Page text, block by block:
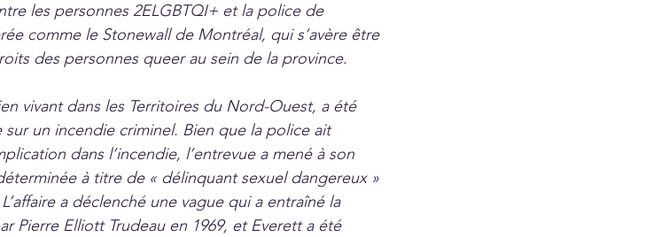
les personnes 2ELGBTQI+ et la police de
comme le Stonewall de Montréal, qui s’avère être
des personnes queer au sein de la province.
vivant dans les Territoires du Nord-Ouest, a été
un incendie criminel. Bien que la police ait
dans l’incendie, l’entrevue a mené à son
à titre de « délinquant sexuel dangereux »
a déclenché une vague qui a entraîné la
Pierre Elliott Trudeau en 1969, et Everett a été